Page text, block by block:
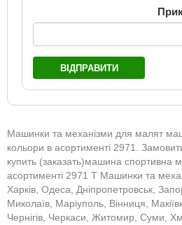
ВІДПРАВИТИ
Машинки та механізми для малят
кольори в асортименті 2971.
купить (заказать)машина спортивна
асортименті 2971 Т Машинки та
Харків, Одеса, Дніпропетровськ,
Миколаїв, Маріуполь, Вінниця,
Чернігів, Черкаси, Житомир, Суми,